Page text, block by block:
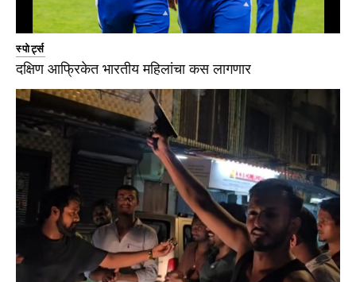
स्पोर्ट्स
दक्षिण आफ्रिकेत भारतीय महिलांचा कस लागणार